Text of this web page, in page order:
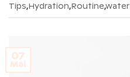
Tips,Hydration,Routine,water
07
Mai